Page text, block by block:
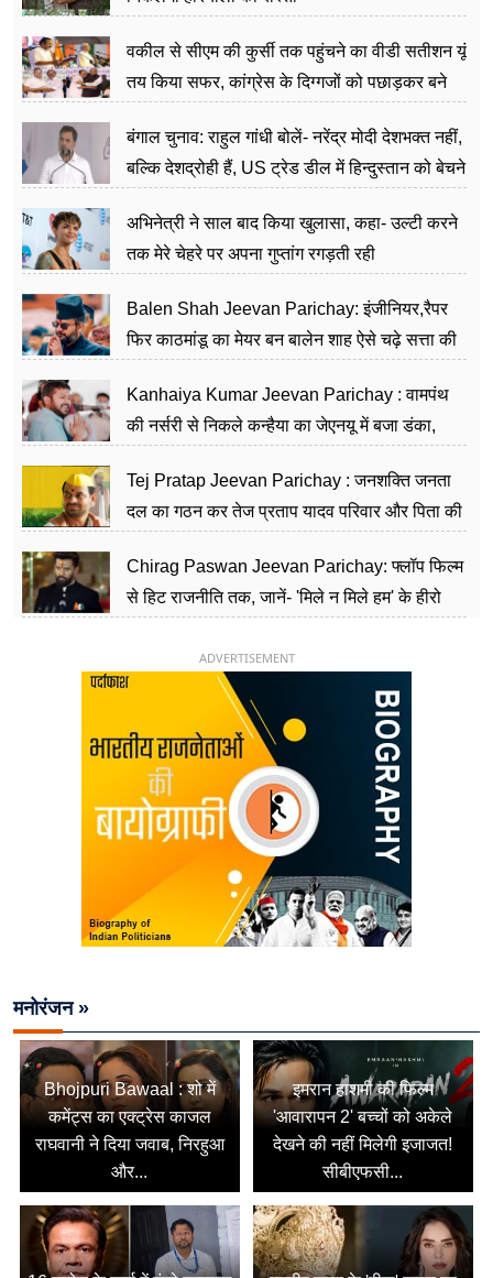
वकील से सीएम की कुर्सी तक पहुंचने का वीडी सतीशन यूं
तय किया सफर, कांग्रेस के दिग्गजों को पछाड़कर बने
बंगाल चुनाव: राहुल गांधी बोलें- नरेंद्र मोदी देशभक्त नहीं,
बल्कि देशद्रोही हैं, US ट्रेड डील में हिन्दुस्तान को बेचने
अभिनेत्री ने साल बाद किया खुलासा, कहा- उल्टी करने
तक मेरे चेहरे पर अपना गुप्तांग रगड़ती रही
Balen Shah Jeevan Parichay: इंजीनियर,रैपर
फिर काठमांडू का मेयर बन बालेन शाह ऐसे चढ़े सत्ता की
Kanhaiya Kumar Jeevan Parichay : वामपंथ
की नर्सरी से निकले कन्हैया का जेएनयू में बजा डंका,
Tej Pratap Jeevan Parichay : जनशक्ति जनता
दल का गठन कर तेज प्रताप यादव परिवार और पिता की
Chirag Paswan Jeevan Parichay: फ्लॉप फिल्म
से हिट राजनीति तक, जानें- 'मिले न मिले हम' के हीरो
ADVERTISEMENT
मनोरंजन »
Bhojpuri Bawaal : शो में
कमेंट्स का एक्ट्रेस काजल
राघवानी ने दिया जवाब, निरहुआ
और...
इमरान हाशमी की फिल्म
'आवारापन 2' बच्चों को अकेले
देखने की नहीं मिलेगी इजाजत!
सीबीएफसी...